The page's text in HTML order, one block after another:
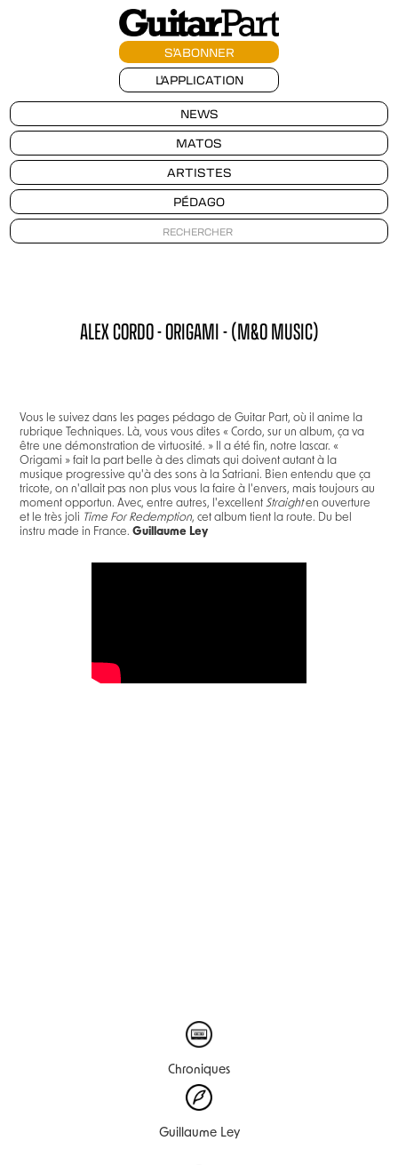
S'ABONNER
L'APPLICATION
NEWS
MATOS
ARTISTES
PÉDAGO
ALEX CORDO - ORIGAMI - (M&O MUSIC)
Vous le suivez dans les pages pédago de Guitar Part, où il anime la
rubrique Techniques. Là, vous vous dites « Cordo, sur un album, ça va
être une démonstration de virtuosité. » Il a été fin, notre lascar. «
Origami » fait la part belle à des climats qui doivent autant à la
musique progressive qu'à des sons à la Satriani. Bien entendu que ça
tricote, on n'allait pas non plus vous la faire à l'envers, mais toujours au
moment opportun. Avec, entre autres, l'excellentStraighten ouverture
et le très joli Time For Redemption, cet album tient la route. Du bel
instru made in France.Guillaume Ley
Chroniques
Guillaume Ley